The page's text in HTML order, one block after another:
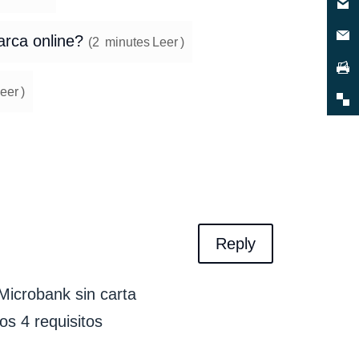
online? (2 minutes Leer )
)
sin carta
4 requisitos
Reply